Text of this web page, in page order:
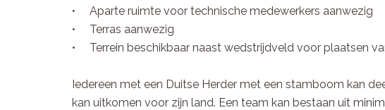
•
Aparte ruimte voor technische medewerkers aanwezig
•
Terras aanwezig
•
Terrein beschikbaar naast wedstrijdveld voor plaatsen
Iedereen met een Duitse Herder met een stamboom kan
kan uitkomen voor zijn land. Een team kan bestaan uit